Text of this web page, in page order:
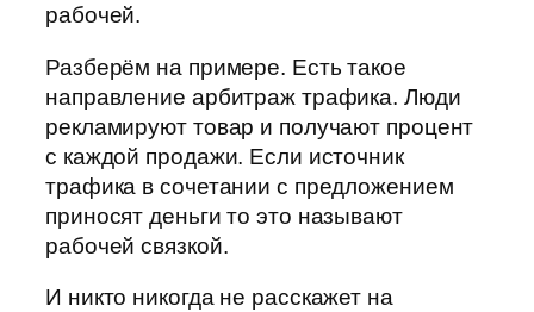
рабочей.
Разберём на примере. Есть такое
направление арбитраж трафика. Люди
рекламируют товар и получают процент
с каждой продажи. Если источник
трафика в сочетании с предложением
приносят деньги то это называют
рабочей связкой.
И никто никогда не расскажет на